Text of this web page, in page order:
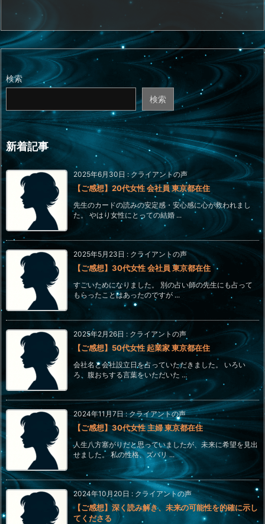
検索
検索
新着記事
2025年6月30日 : クライアントの声
【ご感想】20代女性 会社員 東京都在住
先生のカードの読みの安定感・安心感に心が救われまし
た。 やはり女性にとっての結婚 ...
2025年5月23日 : クライアントの声
【ご感想】30代女性 会社員 東京都在住
すごいためになりました。 別の占い師の先生にも占って
もらったことはあったのですが ...
2025年2月26日 : クライアントの声
【ご感想】50代女性 起業家 東京都在住
会社名と会社設立日を占っていただきました。 いろい
ろ、腹おちする言葉をいただいた ...
2024年11月7日:クライアントの声
【ご感想】30代女性 主婦 東京都在住
人生八方塞がりだと思っていましたが、未来に希望を見出
せました。 私の性格、ズバリ ...
2024年10月20日 : クライアントの声
【ご感想】深く読み解き、未来の可能性を的確に示し
てくださる